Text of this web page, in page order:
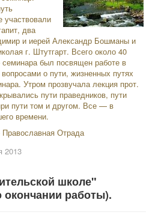
участвовали
два
и иерей Александр Бошманы и
г. Штутгарт. Всего около 40
был посвящен работе в
о пути, жизненных путях
Утром прозвучала лекция прот.
пути праведников, пути
пути том и другом. Все — в
времени.
Православная Отрада
2013
школе"
окончании работы).